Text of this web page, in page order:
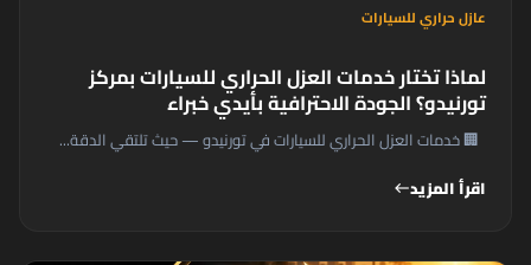
عازل حراري للسيارات
لماذا تختار خدمات العزل الحراري للسيارات بمركز
تورنيدو؟ الجودة الاحترافية بأيدي خبراء
🏢 خدمات العزل الحراري للسيارات في تورنيدو — حيث تلتقي الدقة...
اقرأ المزيدwest